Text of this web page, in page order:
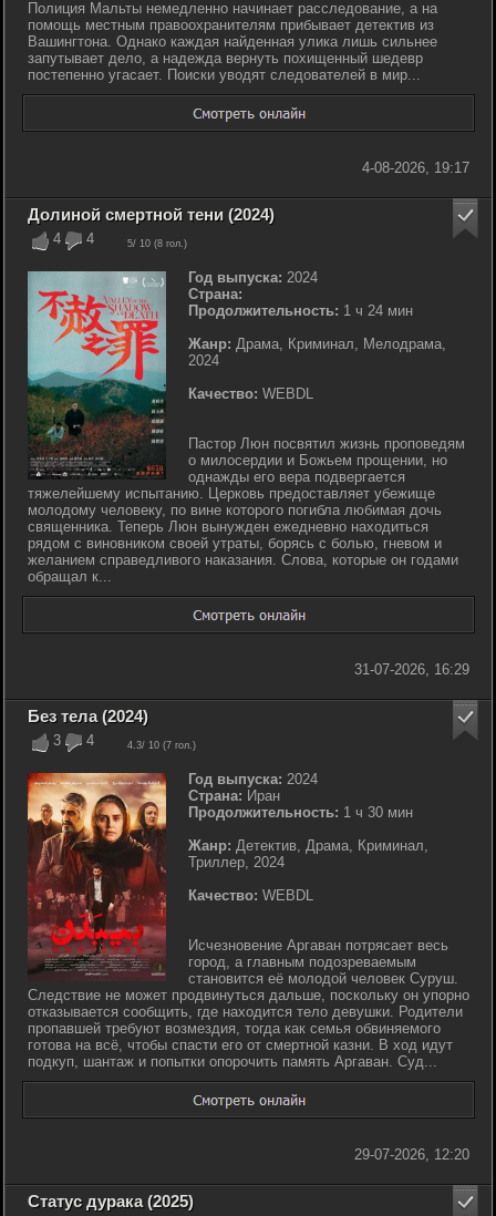
Полиция Мальты немедленно начинает расследование, а на
помощь местным правоохранителям прибывает детектив из
Вашингтона. Однако каждая найденная улика лишь сильнее
запутывает дело, а надежда вернуть похищенный шедевр
постепенно угасает. Поиски уводят следователей в мир...
4-08-2026, 19:17
4 4 5/ 10 (8 гол.)
Долиной смертной тени (2024)
Год выпуска: 2024
Страна:
Продолжительность: 1 ч 24 мин
Жанр: Драма, Криминал, Мелодрама,
2024
Качество: WEBDL
Пастор Люн посвятил жизнь проповедям
о милосердии и Божьем прощении, но
однажды его вера подвергается
тяжелейшему испытанию. Церковь предоставляет убежище
молодому человеку, по вине которого погибла любимая дочь
священника. Теперь Люн вынужден ежедневно находиться
рядом с виновником своей утраты, борясь с болью, гневом и
желанием справедливого наказания. Слова, которые он годами
обращал к...
31-07-2026, 16:29
3 4 4.3/ 10 (7 гол.)
Без тела (2024)
Год выпуска: 2024
Страна: Иран
Продолжительность: 1 ч 30 мин
Жанр: Детектив, Драма, Криминал,
Триллер, 2024
Качество: WEBDL
Исчезновение Аргаван потрясает весь
город, а главным подозреваемым
становится её молодой человек Суруш.
Следствие не может продвинуться дальше, поскольку он упорно
отказывается сообщить, где находится тело девушки. Родители
пропавшей требуют возмездия, тогда как семья обвиняемого
готова на всё, чтобы спасти его от смертной казни. В ход идут
подкуп, шантаж и попытки опорочить память Аргаван. Суд...
29-07-2026, 12:20
Статус дурака (2025)